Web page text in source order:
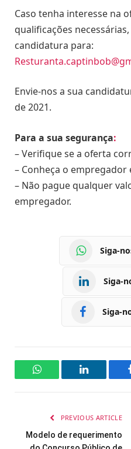
Caso tenha interesse na
qualificações
candidatura para:
Envie-nos a sua
de 2021.
Para a sua segurança:
– Verifique se a oferta
– Conheça o
– Não pague qualquer
empregador.
Siga-
Siga-
Siga-
WhatsAppLinkedIn
PREVIOUS ARTICLE
Modelo de requerimento